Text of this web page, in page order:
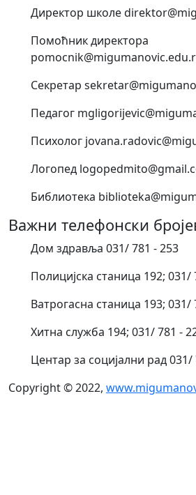
Директор школе
Помоћник директора
Секретар
Педагог
Психолог
Логопед
Библиотека
Важни телефонски
Дом здравља 031/ 781 - 253
Полицијска станица 192; 031/
Ватрогасна станица 193; 031/
Хитна служба 194; 031/ 781 -
Центар за социјални рад 031/
Copyright © 2022,